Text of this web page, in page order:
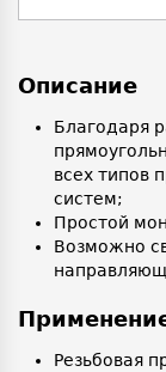
Описание
Благодаря
всех типов
систем;
Простой
Возможно
Резьбовая